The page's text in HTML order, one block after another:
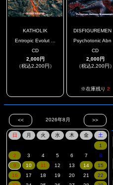
KATHOLIK
Entropic Evolut ...
CD
2,000円
（税込2,200円）
DISFIGUREMEN
Psychotonic Abn
CD
2,000円
（税込2,200円）
※在庫残り 2